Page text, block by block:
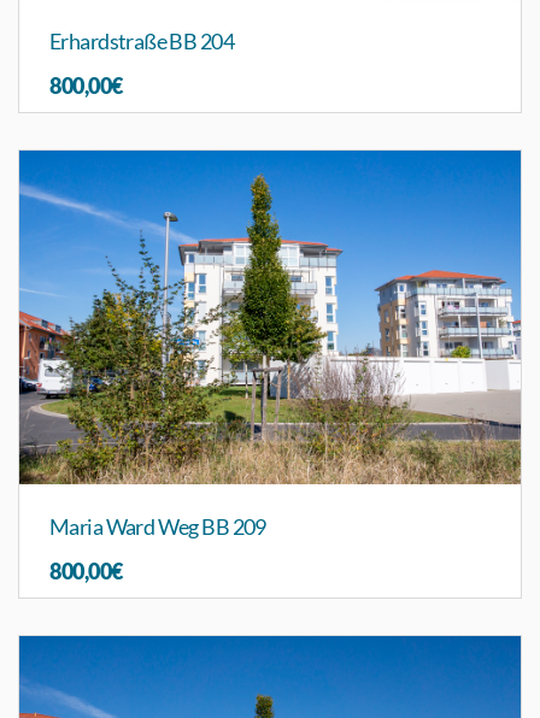
Erhardstraße BB 204
800,00€
Maria Ward Weg BB 209
800,00€